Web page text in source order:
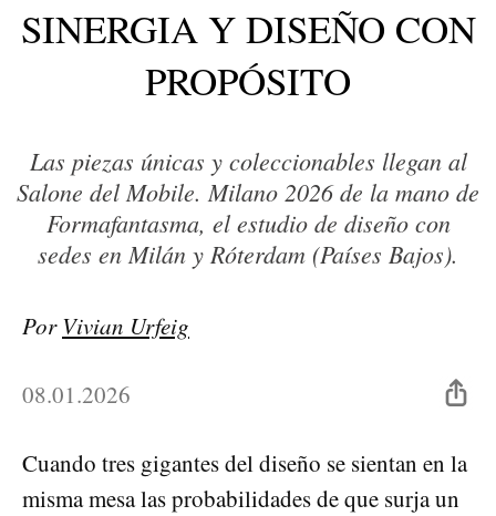
SINERGIA Y DISEÑO CON
PROPÓSITO
Las piezas únicas y coleccionables llegan al
Salone del Mobile. Milano 2026 de la mano de
Formafantasma, el estudio de diseño con
sedes en Milán y Róterdam (Países Bajos).
PorVivian Urfeig
08.01.2026
Cuando tres gigantes del diseño se sientan en la
misma mesa las probabilidades de que surja un